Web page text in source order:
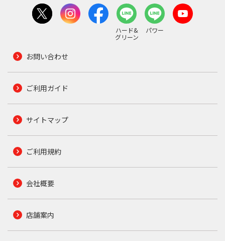
ハード&
グリーン
パワー
お問い合わせ
ご利用ガイド
サイトマップ
ご利用規約
会社概要
店舗案内